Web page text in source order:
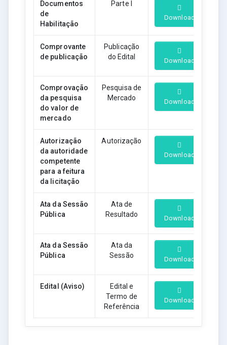
Documentos
de
Habilitação
Parte I
Download
Comprovante
de publicação
Publicação
do Edital
Download
Comprovação
da pesquisa
do valor de
mercado
Pesquisa de
Mercado
Download
Autorização
da autoridade
competente
para a feitura
da licitação
Autorização
Download
Ata da Sessão
Pública
Ata de
Resultado
Download
Ata da Sessão
Pública
Ata da
Sessão
Download
Edital (Aviso)
Edital e
Termo de
Referência
Download